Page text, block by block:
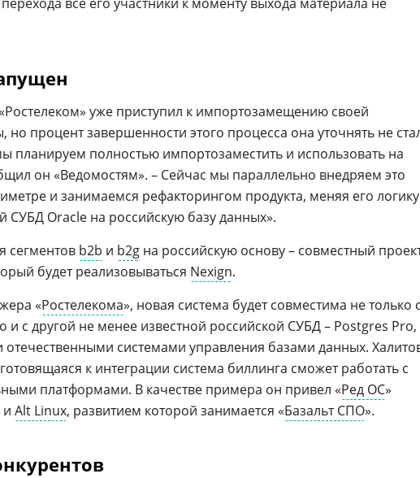
уже приступил к импортозамещению своей
но процент завершенности этого процесса она уточнять не
планируем полностью импортозаместить и использовать на
он «Ведомостям». – Сейчас мы параллельно внедряем это
и занимаемся рефакторингом продукта, меняя его логику
СУБД Oracle на российскую базу данных».
сегментов b2b и b2g на российскую основу – совместный
будет реализовываться Nexign.
«Ростелекома», новая система будет совместима не только
и с другой не менее известной российской СУБД – Postgres Pro,
отечественными системами управления базами данных.
к интеграции система биллинга сможет работать с
платформами. В качестве примера он привел «Ред ОС»
и Alt Linux, развитием которой занимается «Базальт СПО».